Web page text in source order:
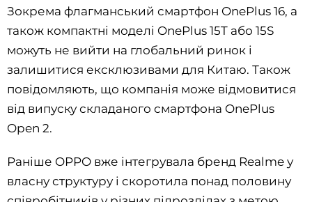
Зокрема флагманський смартфон OnePlus 16, а
також компактні моделі OnePlus 15T або 15S
можуть не вийти на глобальний ринок і
залишитися ексклюзивами для Китаю. Також
повідомляють, що компанія може відмовитися
від випуску складаного смартфона OnePlus
Open 2.
Раніше OPPO вже інтегрувала бренд Realme у
власну структуру і скоротила понад половину